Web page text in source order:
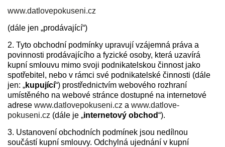
www.datlovepokuseni.cz
(dále jen „prodávající“)
2. Tyto obchodní podmínky upravují vzájemná práva a
povinnosti prodávajícího a fyzické osoby, která uzavírá
kupní smlouvu mimo svoji podnikatelskou činnost jako
spotřebitel, nebo v rámci své podnikatelské činnosti (dále
jen: „kupující“) prostřednictvím webového rozhraní
umístěného na webové stránce dostupné na internetové
adrese www.datlovepokuseni.cz a www.datlove-
pokuseni.cz (dále je „internetový obchod“).
3. Ustanovení obchodních podmínek jsou nedílnou
součástí kupní smlouvy. Odchylná ujednání v kupní